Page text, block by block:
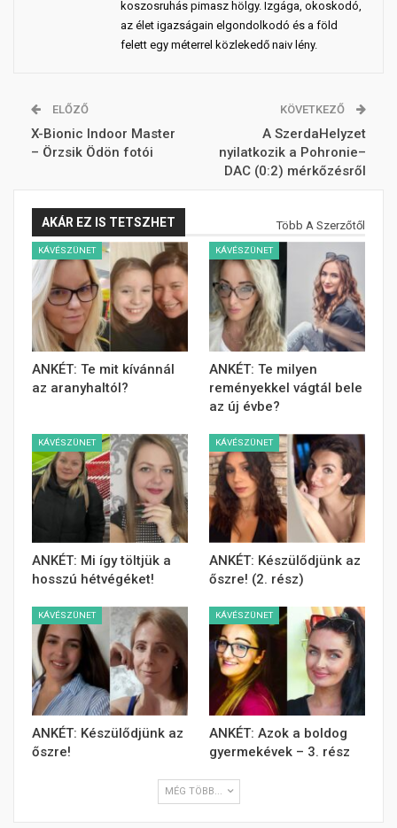
koszosruhás pimasz hölgy. Izgága, okoskodó,
az élet igazságain elgondolkodó és a föld
felett egy méterrel közlekedő naiv lény.
ELŐZŐ
X-Bionic Indoor Master
– Örzsik Ödön fotói
KÖVETKEZŐ
A SzerdaHelyzet
nyilatkozik a Pohronie–
DAC (0:2) mérkőzésről
AKÁR EZ IS TETSZHET Több A Szerzőtől
KÁVÉSZÜNET
ANKÉT: Te mit kívánnál
az aranyhaltól?
KÁVÉSZÜNET
ANKÉT: Te milyen
reményekkel vágtál bele
az új évbe?
KÁVÉSZÜNET
ANKÉT: Mi így töltjük a
hosszú hétvégéket!
KÁVÉSZÜNET
ANKÉT: Készülődjünk az
őszre! (2. rész)
KÁVÉSZÜNET
ANKÉT: Készülődjünk az
őszre!
KÁVÉSZÜNET
ANKÉT: Azok a boldog
gyermekévek – 3. rész
MÉG TÖBB...